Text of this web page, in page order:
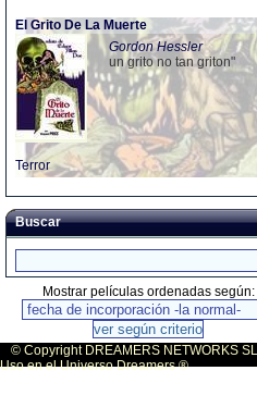
El Grito De La Muerte
Gordon Hessler
un grito no tan griton"
Terror
Buscar
Mostrar películas ordenadas según:
© Copyright DREAMERS NETWORKS
Uso en el Universo Dreamers ®